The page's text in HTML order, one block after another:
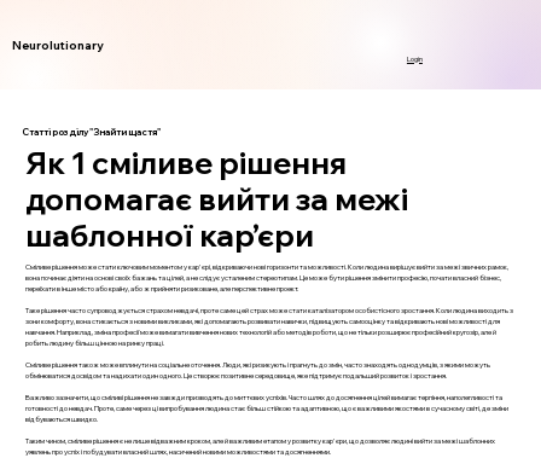
Neurolutionary
Login
Статті розділу "Знайти щастя"
Як 1 сміливе рішення
допомагає вийти за межі
шаблонної кар’єри
Сміливе рішення може стати ключовим моментом у кар'єрі, відкриваючи нові горизонти та можливості. Коли людина вирішує вийти за межі звичних рамок,
вона починає діяти на основі своїх бажань та цілей, а не слідує усталеним стереотипам. Це може бути рішення змінити професію, почати власний бізнес,
переїхати в інше місто або країну, або ж прийняти ризиковане, але перспективне проект.
Таке рішення часто супроводжується страхом невдачі, проте саме цей страх може стати каталізатором особистісного зростання. Коли людина виходить з
зони комфорту, вона стикається з новими викликами, які допомагають розвивати навички, підвищують самооцінку та відкривають нові можливості для
навчання. Наприклад, зміна професії може вимагати вивчення нових технологій або методів роботи, що не тільки розширює професійний кругозір, але й
робить людину більш цінною на ринку праці.
Сміливе рішення також може вплинути на соціальне оточення. Люди, які ризикують і прагнуть до змін, часто знаходять однодумців, з якими можуть
обмінюватися досвідом та надихати один одного. Це створює позитивне середовище, яке підтримує подальший розвиток і зростання.
Важливо зазначити, що сміливі рішення не завжди призводять до миттєвих успіхів. Часто шлях до досягнення цілей вимагає терпіння, наполегливості та
готовності до невдач. Проте, саме через ці випробування людина стає більш стійкою та адаптивною, що є важливими якостями в сучасному світі, де зміни
відбуваються швидко.
Таким чином, сміливе рішення є не лише відважним кроком, але й важливим етапом у розвитку кар'єри, що дозволяє людині вийти за межі шаблонних
уявлень про успіх і побудувати власний шлях, насичений новими можливостями та досягненнями.